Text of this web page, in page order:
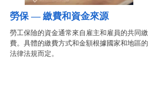
勞保 —繳費和資金來源
勞工保險的資金通常來自雇主和雇員的共同繳
費。具體的繳費方式和金額根據國家和地區的
法律法規而定。